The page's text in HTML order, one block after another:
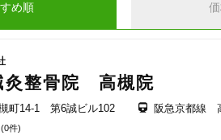
め順
灸整骨院 高槻院
町14-1 第6誠ビル102 阪急京都線
(0件)